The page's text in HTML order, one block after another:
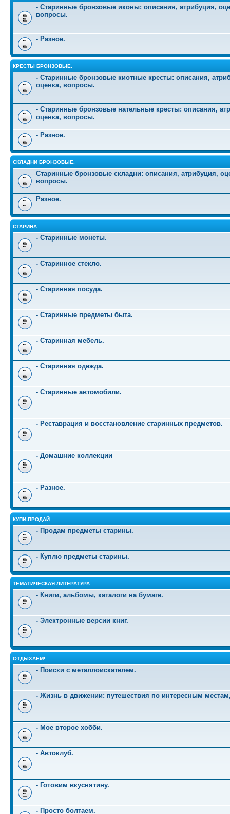
- Старинные бронзовые иконы: описания, атрибуция,
вопросы.
- Разное.
КРЕСТЫ БРОНЗОВЫЕ.
- Старинные бронзовые киотные кресты: описания,
оценка, вопросы.
- Старинные бронзовые нательные кресты: описания,
оценка, вопросы.
- Разное.
СКЛАДНИ БРОНЗОВЫЕ.
Старинные бронзовые складни: описания, атрибуция,
вопросы.
Разное.
СТАРИНА.
- Старинные монеты.
- Старинное стекло.
- Старинная посуда.
- Старинные предметы быта.
- Старинная мебель.
- Старинная одежда.
- Старинные автомобили.
- Реставрация и восстановление старинных предметов.
- Домашние коллекции
- Разное.
КУПИ-ПРОДАЙ.
- Продам предметы старины.
- Куплю предметы старины.
ТЕМАТИЧЕСКАЯ ЛИТЕРАТУРА.
- Книги, альбомы, каталоги на бумаге.
- Электронные версии книг.
ОТДЫХАЕМ!
- Поиски с металлоискателем.
- Жизнь в движении: путешествия по интересным
- Мое второе хобби.
- Автоклуб.
- Готовим вкуснятину.
- Просто болтаем.